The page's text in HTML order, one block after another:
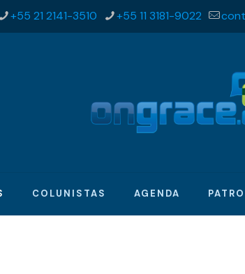
+55 21 2141-3510 +55 11 3181-9022
COLUNISTAS AGENDA